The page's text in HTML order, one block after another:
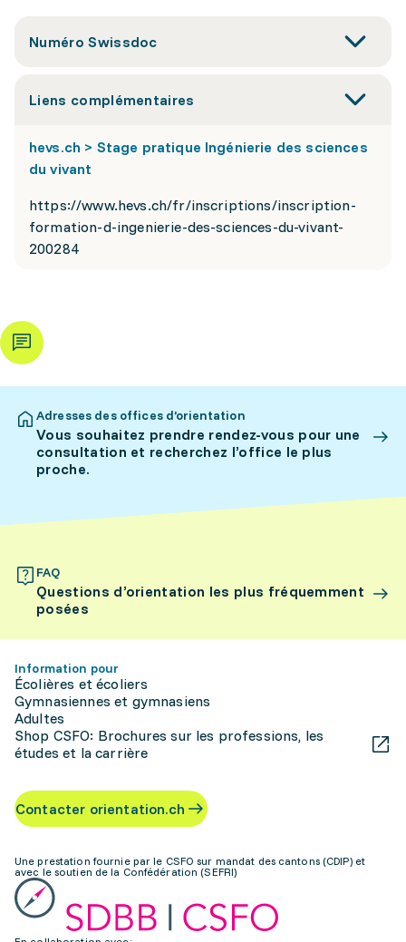
Numéro Swissdoc
Liens complémentaires
hevs.ch > Stage pratique Ingénierie des sciences
du vivant
https://www.hevs.ch/fr/inscriptions/inscription-
formation-d-ingenierie-des-sciences-du-vivant-
200284
Adresses des offices d’orientation
Vous souhaitez prendre rendez-vous pour une
consultation et recherchez l’office le plus
proche.
FAQ
Questions d’orientation les plus fréquemment
posées
Information pour
Écolières et écoliers
Gymnasiennes et gymnasiens
Adultes
Shop CSFO: Brochures sur les professions, les
études et la carrière
Contacter orientation.ch
Une prestation fournie par le CSFO sur mandat des cantons (CDIP) et
avec le soutien de la Confédération (SEFRI)